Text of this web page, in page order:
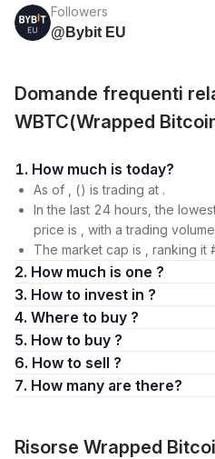
Followers
@Bybit EU
Domande frequenti
WBTC(Wrapped
1. How much is today?
As of , () is trading at .
In the last 24 hours, the
price is , with a trading
The market cap is , ranking it
2. How much is one ?
3. How to invest in ?
4. Where to buy ?
5. How to buy ?
6. How to sell ?
7. How many are there?
Risorse Wrapped